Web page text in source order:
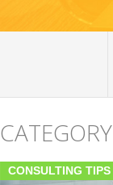
CONSULTING TIPS